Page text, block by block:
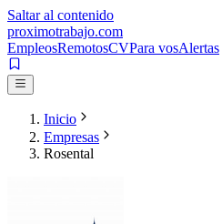
Saltar al contenido
proximotrabajo.com
EmpleosRemotosCVPara vosAlertas
Inicio
Empresas
Rosental